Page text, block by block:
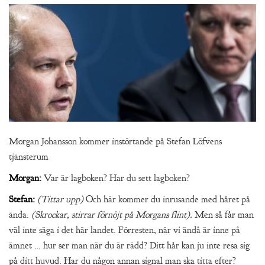
Morgan Johansson kommer instörtande på Stefan Löfvens
tjänsterum
Morgan: Var är lagboken? Har du sett lagboken?
Stefan: (Tittar upp)Och här kommer du inrusande med håret på
ända. (Skrockar, stirrar förnöjt på Morgans flint). Men så får man
väl inte säga i det här landet. Förresten, när vi ändå är inne på
ämnet … hur ser man när du är rädd? Ditt hår kan ju inte resa sig
på ditt huvud. Har du någon annan signal man ska titta efter?